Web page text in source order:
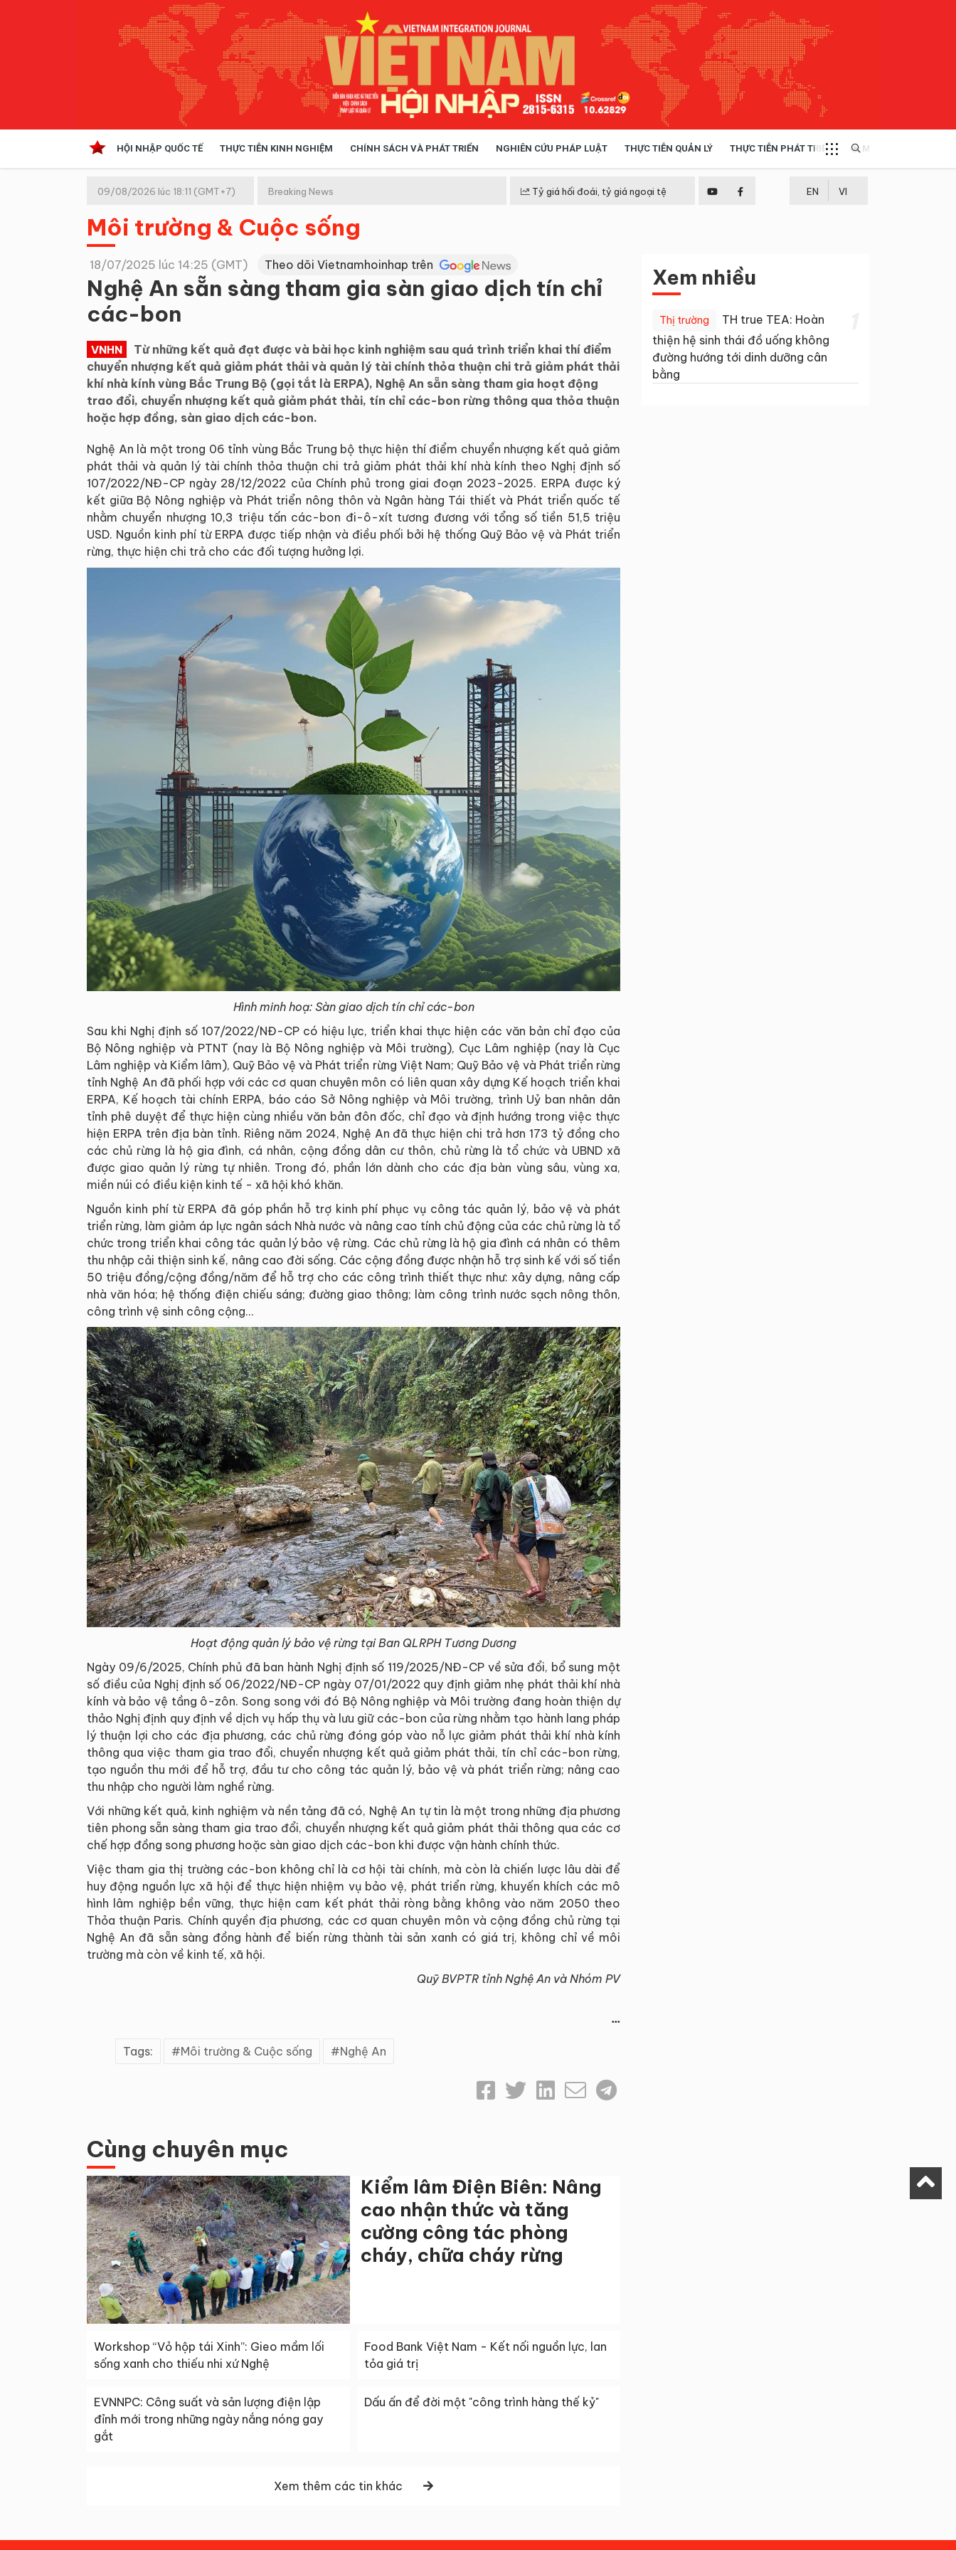
HỘI NHẬP QUỐC TẾ THỰC TIỄN KINH NGHIỆM CHÍNH SÁCH VÀ PHÁT TRIỂN NGHIÊN CỨU PHÁP LUẬT THỰC TIỄN QUẢN LÝ THỰC TIỄN PHÁT TRIỂN MULTIMEDIA
Kinh tế hội nhập
Doanh nghiệp
09/08/2026 lúc 18:11 (GMT+7) Breaking News Tỷ giá hối đoái, tỷ giá ngoại tệ EN VI
Môi trường & Cuộc sống
18/07/2025 lúc 14:25 (GMT) Theo dõi Vietnamhoinhap trên
Nghệ An sẵn sàng tham gia sàn giao dịch tín chỉ
các-bon
VNHN
Từ những kết quả đạt được và bài học kinh nghiệm sau quá trình triển khai thí điểm
chuyển nhượng kết quả giảm phát thải và quản lý tài chính thỏa thuận chi trả giảm phát thải
khí nhà kính vùng Bắc Trung Bộ (gọi tắt là ERPA), Nghệ An sẵn sàng tham gia hoạt động
trao đổi, chuyển nhượng kết quả giảm phát thải, tín chỉ các-bon rừng thông qua thỏa thuận
hoặc hợp đồng, sàn giao dịch các-bon.
Nghệ An là một trong 06 tỉnh vùng Bắc Trung bộ thực hiện thí điểm chuyển nhượng kết quả giảm
phát thải và quản lý tài chính thỏa thuận chi trả giảm phát thải khí nhà kính theo Nghị định số
107/2022/NĐ-CP ngày 28/12/2022 của Chính phủ trong giai đoạn 2023-2025. ERPA được ký
kết giữa Bộ Nông nghiệp và Phát triển nông thôn và Ngân hàng Tái thiết và Phát triển quốc tế
nhằm chuyển nhượng 10,3 triệu tấn các-bon đi-ô-xít tương đương với tổng số tiền 51,5 triệu
USD. Nguồn kinh phí từ ERPA được tiếp nhận và điều phối bởi hệ thống Quỹ Bảo vệ và Phát triển
rừng, thực hiện chi trả cho các đối tượng hưởng lợi.
Hình minh hoạ: Sàn giao dịch tín chỉ các-bon
Sau khi Nghị định số 107/2022/NĐ-CP có hiệu lực, triển khai thực hiện các văn bản chỉ đạo của
Bộ Nông nghiệp và PTNT (nay là Bộ Nông nghiệp và Môi trường), Cục Lâm nghiệp (nay là Cục
Lâm nghiệp và Kiểm lâm), Quỹ Bảo vệ và Phát triển rừng Việt Nam; Quỹ Bảo vệ và Phát triển rừng
tỉnh Nghệ An đã phối hợp với các cơ quan chuyên môn có liên quan xây dựng Kế hoạch triển khai
ERPA, Kế hoạch tài chính ERPA, báo cáo Sở Nông nghiệp và Môi trường, trình Uỷ ban nhân dân
tỉnh phê duyệt để thực hiện cùng nhiều văn bản đôn đốc, chỉ đạo và định hướng trong việc thực
hiện ERPA trên địa bàn tỉnh. Riêng năm 2024, Nghệ An đã thực hiện chi trả hơn 173 tỷ đồng cho
các chủ rừng là hộ gia đình, cá nhân, cộng đồng dân cư thôn, chủ rừng là tổ chức và UBND xã
được giao quản lý rừng tự nhiên. Trong đó, phần lớn dành cho các địa bàn vùng sâu, vùng xa,
miền núi có điều kiện kinh tế - xã hội khó khăn.
Nguồn kinh phí từ ERPA đã góp phần hỗ trợ kinh phí phục vụ công tác quản lý, bảo vệ và phát
triển rừng, làm giảm áp lực ngân sách Nhà nước và nâng cao tính chủ động của các chủ rừng là tổ
chức trong triển khai công tác quản lý bảo vệ rừng. Các chủ rừng là hộ gia đình cá nhân có thêm
thu nhập cải thiện sinh kế, nâng cao đời sống. Các cộng đồng được nhận hỗ trợ sinh kế với số tiền
50 triệu đồng/cộng đồng/năm để hỗ trợ cho các công trình thiết thực như: xây dựng, nâng cấp
nhà văn hóa; hệ thống điện chiếu sáng; đường giao thông; làm công trình nước sạch nông thôn,
công trình vệ sinh công cộng...
Hoạt động quản lý bảo vệ rừng tại Ban QLRPH Tương Dương
Ngày 09/6/2025, Chính phủ đã ban hành Nghị định số 119/2025/NĐ-CP về sửa đổi, bổ sung một
số điều của Nghị định số 06/2022/NĐ-CP ngày 07/01/2022 quy định giảm nhẹ phát thải khí nhà
kính và bảo vệ tầng ô-zôn. Song song với đó Bộ Nông nghiệp và Môi trường đang hoàn thiện dự
thảo Nghị định quy định về dịch vụ hấp thụ và lưu giữ các-bon của rừng nhằm tạo hành lang pháp
lý thuận lợi cho các địa phương, các chủ rừng đóng góp vào nỗ lực giảm phát thải khí nhà kính
thông qua việc tham gia trao đổi, chuyển nhượng kết quả giảm phát thải, tín chỉ các-bon rừng,
tạo nguồn thu mới để hỗ trợ, đầu tư cho công tác quản lý, bảo vệ và phát triển rừng; nâng cao
thu nhập cho người làm nghề rừng.
Với những kết quả, kinh nghiệm và nền tảng đã có, Nghệ An tự tin là một trong những địa phương
tiên phong sẵn sàng tham gia trao đổi, chuyển nhượng kết quả giảm phát thải thông qua các cơ
chế hợp đồng song phương hoặc sàn giao dịch các-bon khi được vận hành chính thức.
Việc tham gia thị trường các-bon không chỉ là cơ hội tài chính, mà còn là chiến lược lâu dài để
huy động nguồn lực xã hội để thực hiện nhiệm vụ bảo vệ, phát triển rừng, khuyến khích các mô
hình lâm nghiệp bền vững, thực hiện cam kết phát thải ròng bằng không vào năm 2050 theo
Thỏa thuận Paris. Chính quyền địa phương, các cơ quan chuyên môn và cộng đồng chủ rừng tại
Nghệ An đã sẵn sàng đồng hành để biến rừng thành tài sản xanh có giá trị, không chỉ về môi
trường mà còn về kinh tế, xã hội.
Quỹ BVPTR tỉnh Nghệ An và Nhóm PV
...
Tags: Môi trường & Cuộc sống Nghệ An
Cùng chuyên mục
Kiểm lâm Điện Biên: Nâng
cao nhận thức và tăng
cường công tác phòng
cháy, chữa cháy rừng
Workshop “Vỏ hộp tái Xinh”: Gieo mầm lối
sống xanh cho thiếu nhi xứ Nghệ
Food Bank Việt Nam - Kết nối nguồn lực, lan
tỏa giá trị
EVNNPC: Công suất và sản lượng điện lập
đỉnh mới trong những ngày nắng nóng gay
gắt
Dấu ấn để đời một "công trình hàng thế kỷ"
Xem thêm các tin khác
Xem nhiều
Thị trường
TH true TEA: Hoàn
thiện hệ sinh thái đồ uống không
đường hướng tới dinh dưỡng cân
bằng